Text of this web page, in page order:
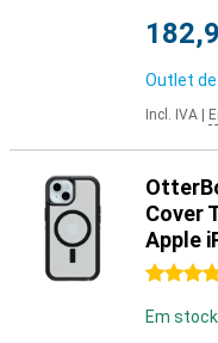
Outlet de
Incl. IVA
Cover
Apple
5
Em